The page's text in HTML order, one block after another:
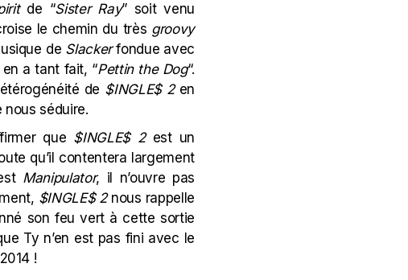
de “Sister Ray” soit venu
le chemin du très groovy
de Slackerfondue avec
a tant fait, “Pettin the Dog“.
de $INGLE$ 2 en
séduire.
que $INGLE$ 2 est un
qu’il contentera largement
Manipulator, il n’ouvre pas
$INGLE$ 2 nous rappelle
son feu vert à cette sortie
Ty n’en est pas fini avec le
!